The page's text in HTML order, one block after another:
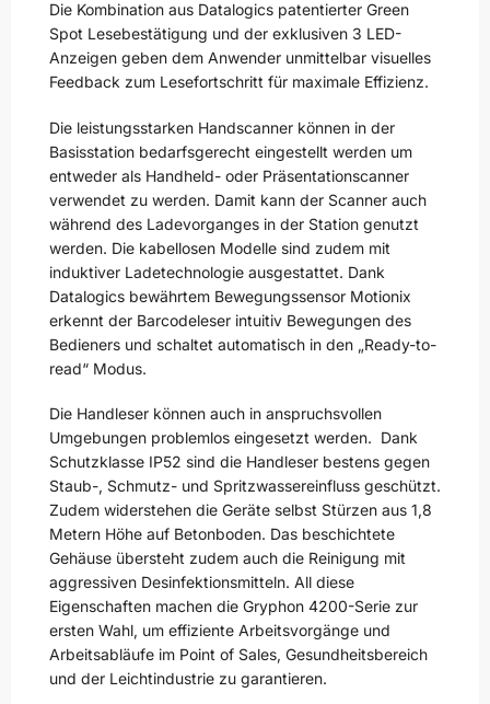
Die Kombination aus Datalogics patentierter Green
Spot Lesebestätigung und der exklusiven 3 LED-
Anzeigen geben dem Anwender unmittelbar visuelles
Feedback zum Lesefortschritt für maximale Effizienz.
Die leistungsstarken Handscanner können in der
Basisstation bedarfsgerecht eingestellt werden um
entweder als Handheld- oder Präsentationscanner
verwendet zu werden. Damit kann der Scanner auch
während des Ladevorganges in der Station genutzt
werden. Die kabellosen Modelle sind zudem mit
induktiver Ladetechnologie ausgestattet. Dank
Datalogics bewährtem Bewegungssensor Motionix
erkennt der Barcodeleser intuitiv Bewegungen des
Bedieners und schaltet automatisch in den „Ready-to-
read“ Modus.
Die Handleser können auch in anspruchsvollen
Umgebungen problemlos eingesetzt werden. Dank
Schutzklasse IP52 sind die Handleser bestens gegen
Staub-, Schmutz- und Spritzwassereinfluss geschützt.
Zudem widerstehen die Geräte selbst Stürzen aus 1,8
Metern Höhe auf Betonboden. Das beschichtete
Gehäuse übersteht zudem auch die Reinigung mit
aggressiven Desinfektionsmitteln. All diese
Eigenschaften machen die Gryphon 4200-Serie zur
ersten Wahl, um effiziente Arbeitsvorgänge und
Arbeitsabläufe im Point of Sales, Gesundheitsbereich
und der Leichtindustrie zu garantieren.